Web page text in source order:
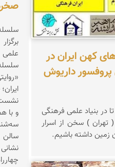
گزارش سنگ نگاره های کهن ایران در
پروفسور داریوش
در بنیاد علمی فرهنگی
تهران ) سخن از اسرار
زمین داشته باشیم.
نشست
و با
سالن